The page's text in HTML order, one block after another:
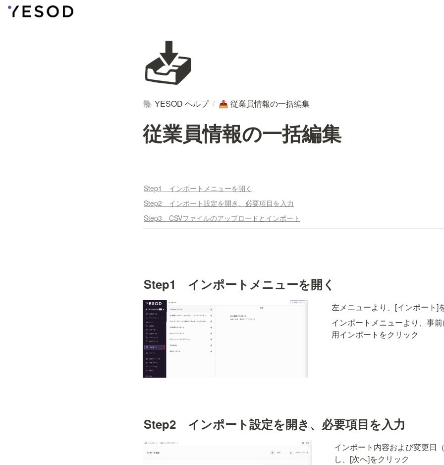
📥
🐘 YESOD ヘルプ / 📥 従業員情報の一括編集
従業員情報の一括編集
Step1 インポートメニューを開く
Step2 インポート設定を開き、必要項目を入力
Step3 CSVファイルのアップロードとインポート
Step1　インポートメニューを開く
左メニューより、[インポート]
インポートメニューより、事
用インポートをクリック
Step2　インポート設定を開き、必要項目を入力
インポート内容および変更日
し、[次へ]をクリック